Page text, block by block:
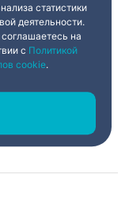
статистики
деятельности.
на
с Политикой
cookie.